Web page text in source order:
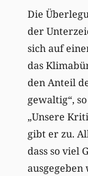
Die
der
sich auf
das
den Anteil
gewaltig“,
„Unsere
gibt er zu.
dass so viel